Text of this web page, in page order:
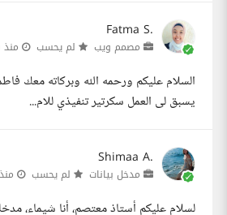
Fatma S.
مصمم ويب لم يحسب
يسبق لى العمل سكرتير تنفيذي للام...
Shimaa A.
مدخل بيانات لم يحسب
لسلام عليكم أستاذ معتصم، أنا شيماء،